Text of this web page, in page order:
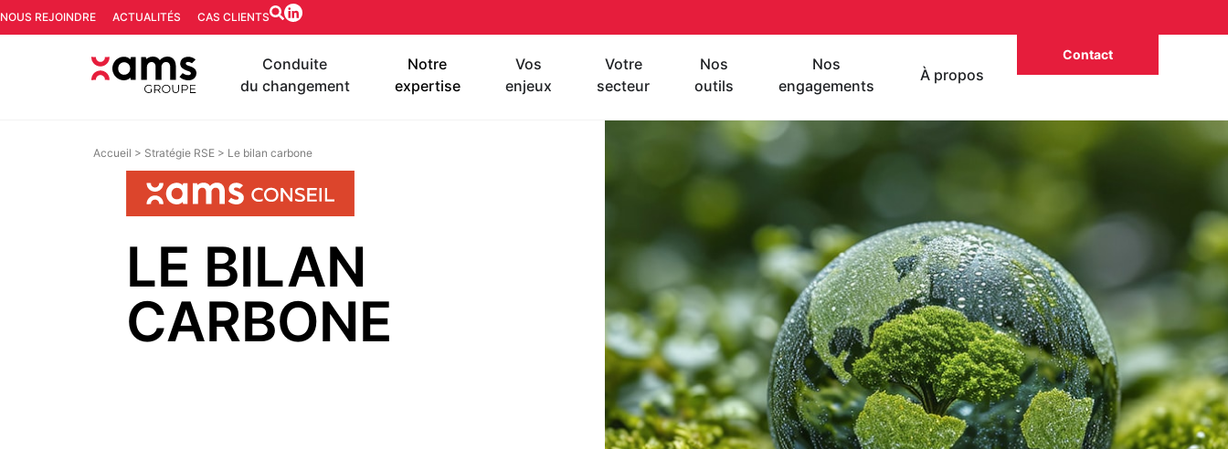
NOUS REJOINDRE ACTUALITÉS CAS CLIENTS
Conduite
du changement
Notre
expertise
Vos
enjeux
Votre
secteur
Nos
outils
Nos
engagements
À propos
Contact
Accueil > Stratégie RSE > Le bilan carbone
LE BILAN
CARBONE